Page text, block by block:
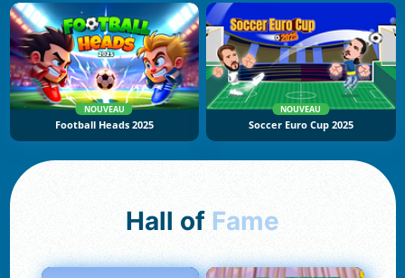
NOUVEAU
Football Heads 2025
NOUVEAU
Soccer Euro Cup 2025
Hall of Fame